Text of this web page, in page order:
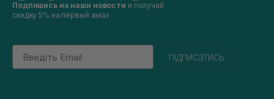
Подпишись на наши новости и получай
скидку 5% на первый заказ
Email
підписатись